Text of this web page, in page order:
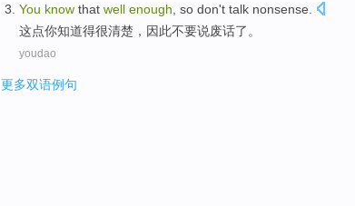
You know that well enough, so don't talk nonsense.
这点你知道得很清楚， 因此不要说废话了。
youdao
更多双语例句